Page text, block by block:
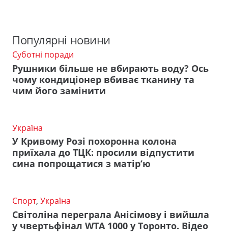
Популярні новини
Суботні поради
Рушники більше не вбирають воду? Ось
чому кондиціонер вбиває тканину та
чим його замінити
Україна
У Кривому Розі похоронна колона
приїхала до ТЦК: просили відпустити
сина попрощатися з матір’ю
Спорт, Україна
Світоліна переграла Анісімову і вийшла
у чвертьфінал WTA 1000 у Торонто. Відео